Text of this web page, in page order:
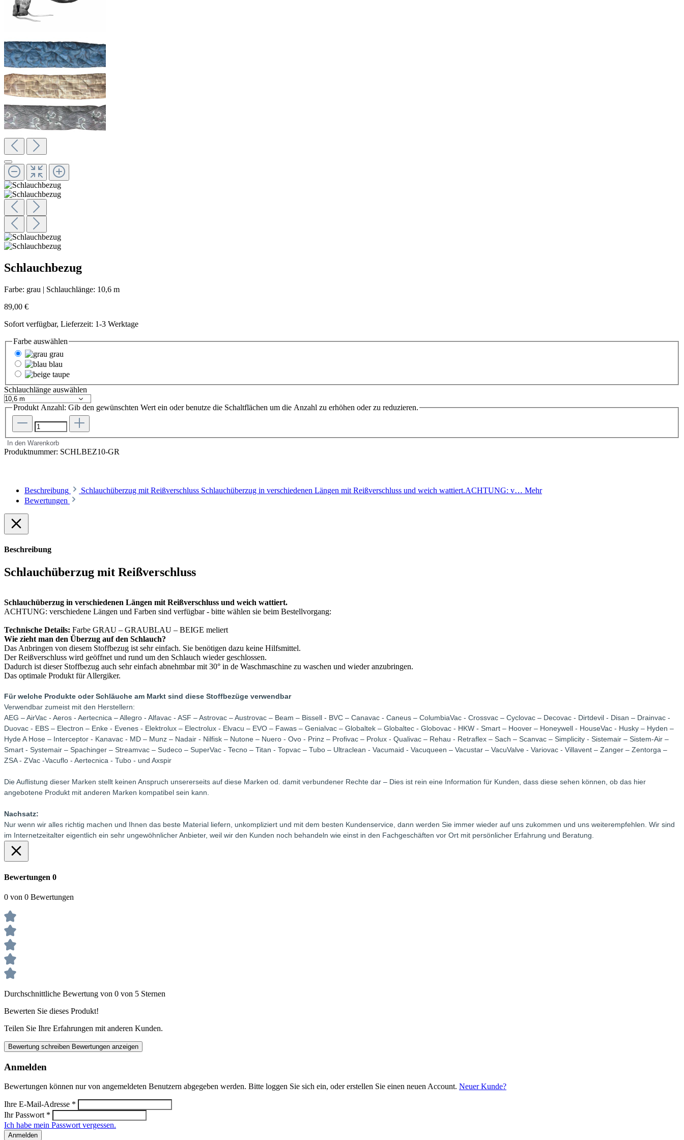
Schlauchbezug
Farbe: grau | Schlauchlänge: 10,6 m
89,00 €
Sofort verfügbar, Lieferzeit: 1-3 Werktage
Farbe auswählen
grau
blau
taupe
Schlauchlänge auswählen
Produkt Anzahl: Gib den gewünschten Wert ein oder benutze die Schaltflächen um die Anzahl zu erhöhen oder zu reduzieren.
In den Warenkorb
Produktnummer: SCHLBEZ10-GR
Beschreibung Schlauchüberzug mit Reißverschluss Schlauchüberzug in verschiedenen Längen mit Reißverschluss und weich wattiert.ACHTUNG: v… Mehr
Bewertungen
Beschreibung
Schlauchüberzug mit Reißverschluss
Schlauchüberzug in verschiedenen Längen mit Reißverschluss und weich wattiert.
ACHTUNG: verschiedene Längen und Farben sind verfügbar - bitte wählen sie beim Bestellvorgang:
Technische Details: Farbe GRAU – GRAUBLAU – BEIGE meliert
Wie zieht man den Überzug auf den Schlauch?
Das Anbringen von diesem Stoffbezug ist sehr einfach. Sie benötigen dazu keine Hilfsmittel.
Der Reißverschluss wird geöffnet und rund um den Schlauch wieder geschlossen.
Dadurch ist dieser Stoffbezug auch sehr einfach abnehmbar mit 30° in de Waschmaschine zu waschen und wieder anzubringen.
Das optimale Produkt für Allergiker.
Für welche Produkte oder Schläuche am Markt sind diese Stoffbezüge verwendbar
Verwendbar zumeist mit den Herstellern:
AEG – AirVac - Aeros - Aertecnica – Allegro - Alfavac - ASF – Astrovac – Austrovac – Beam – Bissell - BVC – Canavac - Caneus – ColumbiaVac - Crossvac – Cyclovac – Decovac - Dirtdevil - Disan – Drainvac -
Duovac - EBS – Electron – Enke - Evenes - Elektrolux – Electrolux - Elvacu – EVO – Fawas – Genialvac – Globaltek – Globaltec - Globovac - HKW - Smart – Hoover – Honeywell - HouseVac - Husky – Hyden –
Hyde A Hose – Interceptor - Kanavac - MD – Munz – Nadair - Nilfisk – Nutone – Nuero - Ovo - Prinz – Profivac – Prolux - Qualivac – Rehau - Retraflex – Sach – Scanvac – Simplicity - Sistemair – Sistem-Air –
Smart - Systemair – Spachinger – Streamvac – Sudeco – SuperVac - Tecno – Titan - Topvac – Tubo – Ultraclean - Vacumaid - Vacuqueen – Vacustar – VacuValve - Variovac - Villavent – Zanger – Zentorga –
ZSA - ZVac -Vacuflo - Aertecnica - Tubo - und Axspir
Die Auflistung dieser Marken stellt keinen Anspruch unsererseits auf diese Marken od. damit verbundener Rechte dar – Dies ist rein eine Information für Kunden, dass diese sehen können, ob das hier
angebotene Produkt mit anderen Marken kompatibel sein kann.
Nachsatz:
Nur wenn wir alles richtig machen und Ihnen das beste Material liefern, unkompliziert und mit dem besten Kundenservice, dann werden Sie immer wieder auf uns zukommen und uns weiterempfehlen. Wir sind
im Internetzeitalter eigentlich ein sehr ungewöhnlicher Anbieter, weil wir den Kunden noch behandeln wie einst in den Fachgeschäften vor Ort mit persönlicher Erfahrung und Beratung.
Bewertungen 0
0 von 0 Bewertungen
Durchschnittliche Bewertung von 0 von 5 Sternen
Bewerten Sie dieses Produkt!
Teilen Sie Ihre Erfahrungen mit anderen Kunden.
Bewertung schreiben Bewertungen anzeigen
Anmelden
Bewertungen können nur von angemeldeten Benutzern abgegeben werden. Bitte loggen Sie sich ein, oder erstellen Sie einen neuen Account. Neuer Kunde?
Ihre E-Mail-Adresse *
Ihr Passwort *
Ich habe mein Passwort vergessen.
Anmelden